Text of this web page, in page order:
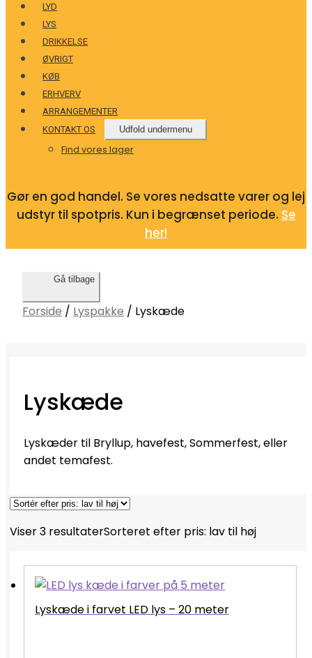
LYD
LYS
DRIKKELSE
ØVRIGT
KØB
ERHVERV
ARRANGEMENTER
KONTAKT OS
Udfold undermenu
Find vores lager
Gør en god handel. Se vores nedsatte varer og lej
udstyr til spotpris. Kun i begrænset periode. Se
her!
Gå tilbage
Forside / Lyspakke / Lyskæde
Lyskæde
Lyskæder til Bryllup, havefest, Sommerfest, eller
andet temafest.
Viser 3 resultaterSorteret efter pris: lav til høj
Lyskæde i farvet LED lys – 20 meter